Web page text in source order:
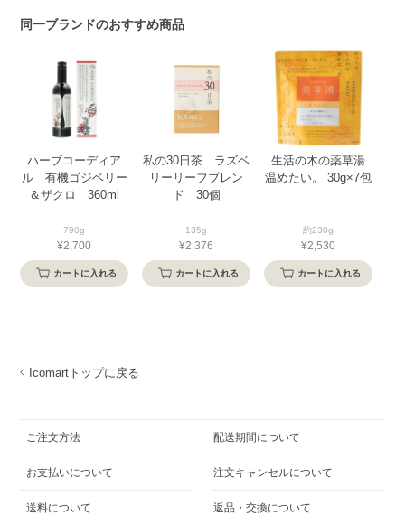
同一ブランドのおすすめ商品
ハーブコーディア
ル 有機ゴジベリー
＆ザクロ 360ml
790g
¥2,700
カートに入れる
私の30日茶 ラズベ
リーリーフブレン
ド 30個
135g
¥2,376
カートに入れる
生活の木の薬草湯
温めたい。 30g×7包
約230g
¥2,530
カートに入れる
Icomartトップに戻る
ご注文方法 配送期間について
お支払いについて 注文キャンセルについて
送料について 返品・交換について